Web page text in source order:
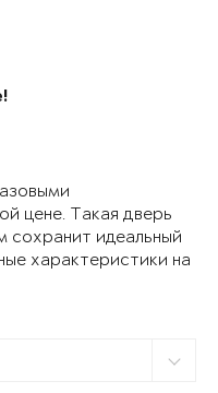
цене. Такая дверь
идеальный
характеристики на